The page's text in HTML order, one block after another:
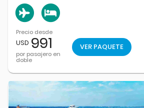
Precio desde
USD 991
por pasajero en
doble
VER PAQUETE